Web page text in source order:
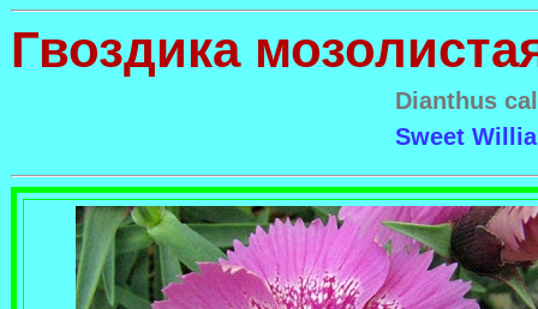
Гвоздика
Dianthus
Sweet